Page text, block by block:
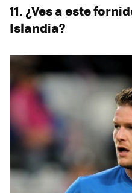
11. ¿Ves a este
Islandia?